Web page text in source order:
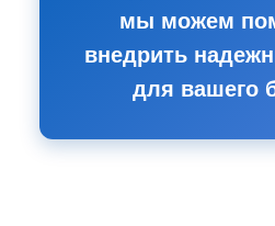
мы можем
внедрить
для вашего